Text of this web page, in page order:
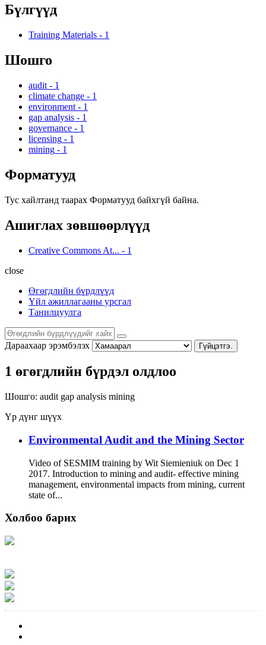
Бүлгүүд
Training Materials - 1
Шошго
audit - 1
climate change - 1
environment - 1
gap analysis - 1
governance - 1
licensing - 1
mining - 1
Форматууд
Тус хайлтанд таарах Форматууд байхгүй байна.
Ашиглах зөвшөөрлүүд
Creative Commons At... - 1
close
Өгөгдлийн бүрдлүүд
Үйл ажиллагааны урсгал
Танилцуулга
Дараахаар эрэмбэлэх Гүйцэтгэ.
1 өгөгдлийн бүрдэл олдлоо
Шошго: audit gap analysis mining
Үр дүнг шүүх
Environmental Audit and the Mining Sector
Video of SESMIM training by Wit Siemieniuk on Dec 1
2017. Introduction to mining and audit- effective mining
management, environmental impacts from mining, current
state of...
Холбоо барих